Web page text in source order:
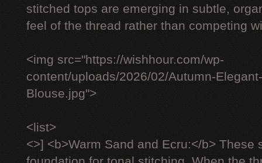
stitched tops are emerging in subtle,
feel of the thread rather than competing
<img src="https://wishhour.com/wp-
content/uploads/2026/02/Autumn-
Blouse.jpg">
<list>
<>] <b>Warm Sand and Ecru:</b>